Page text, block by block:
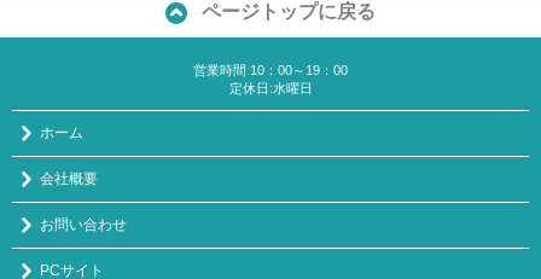
ページトップに戻る
営業時間:10：00～19：00
定休日:水曜日
ホーム
会社概要
お問い合わせ
PCサイト